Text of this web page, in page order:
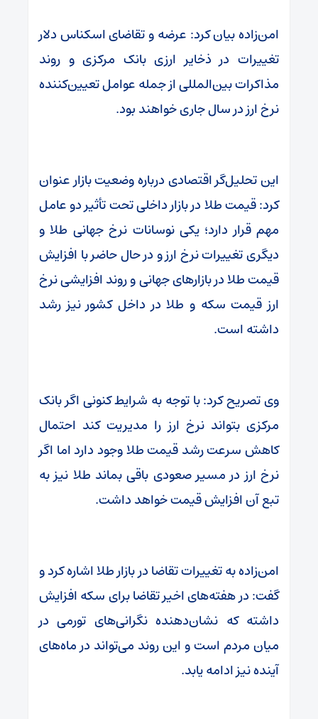
امن‌زاده بیان کرد: عرضه و تقاضای اسکناس دلار
تغییرات در ذخایر ارزی بانک مرکزی و روند
مذاکرات بین‌المللی از جمله عوامل تعیین‌کننده
نرخ ارز در سال جاری خواهند بود.
این تحلیل‌گر اقتصادی درباره وضعیت بازار عنوان
کرد: قیمت طلا در بازار داخلی تحت تأثیر دو عامل
مهم قرار دارد؛ یکی نوسانات نرخ جهانی طلا و
دیگری تغییرات نرخ ارز و در حال حاضر با افزایش
قیمت طلا در بازارهای جهانی و روند افزایشی نرخ
ارز قیمت سکه و طلا در داخل کشور نیز رشد
داشته است.
وی تصریح کرد: با توجه به شرایط کنونی اگر بانک
مرکزی بتواند نرخ ارز را مدیریت کند احتمال
کاهش سرعت رشد قیمت طلا وجود دارد اما اگر
نرخ ارز در مسیر صعودی باقی بماند طلا نیز به
تبع آن افزایش قیمت خواهد داشت.
امن‌زاده به تغییرات تقاضا در بازار طلا اشاره کرد و
گفت: در هفته‌های اخیر تقاضا برای سکه افزایش
داشته که نشان‌دهنده نگرانی‌های تورمی در
میان مردم است و این روند می‌تواند در ماه‌های
آینده نیز ادامه یابد.